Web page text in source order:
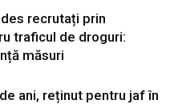
recrutați prin
traficul de droguri:
măsuri
ani, reținut pentru jaf în